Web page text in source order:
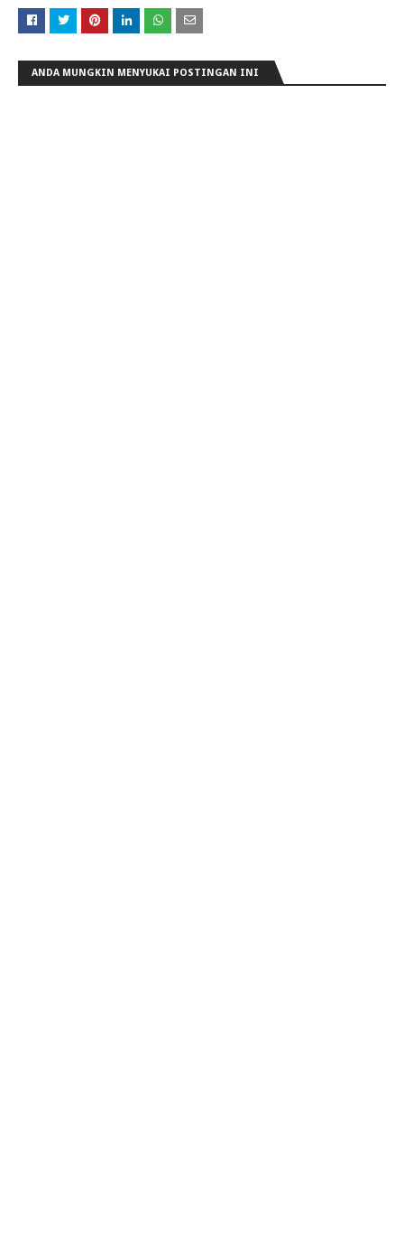
ANDA MUNGKIN MENYUKAI POSTINGAN INI